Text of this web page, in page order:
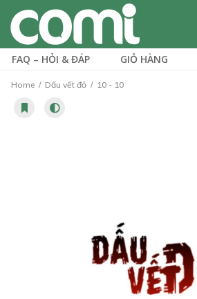
FAQ – HỎI & ĐÁP GIỎ HÀNG
Home Dấu vết đỏ 10 - 10